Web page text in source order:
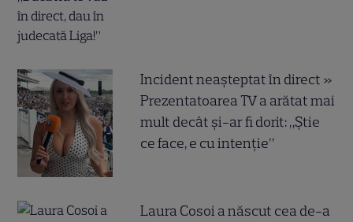
Incident neașteptat în direct »
Prezentatoarea TV a arătat mai
mult decât și-ar fi dorit: „Știe
ce face, e cu intenție”
Laura Cosoi a născut cea de-a